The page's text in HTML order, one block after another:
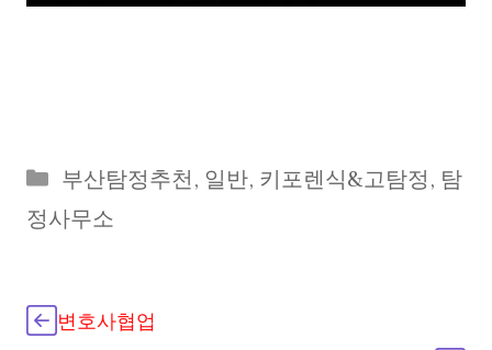
Categories
부산탐정추천, 일반, 키포렌식&고탐정, 탐
정사무소
변호사협업